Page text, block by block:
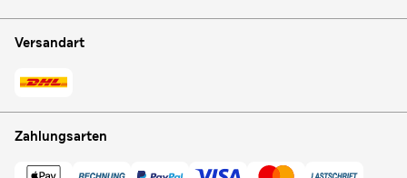
Versandart
Zahlungsarten